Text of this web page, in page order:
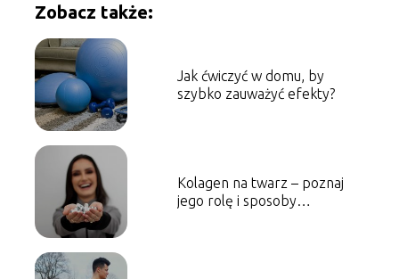
Zobacz także:
Jak ćwiczyć w domu, by
szybko zauważyć efekty?
Kolagen na twarz – poznaj
jego rolę i sposoby